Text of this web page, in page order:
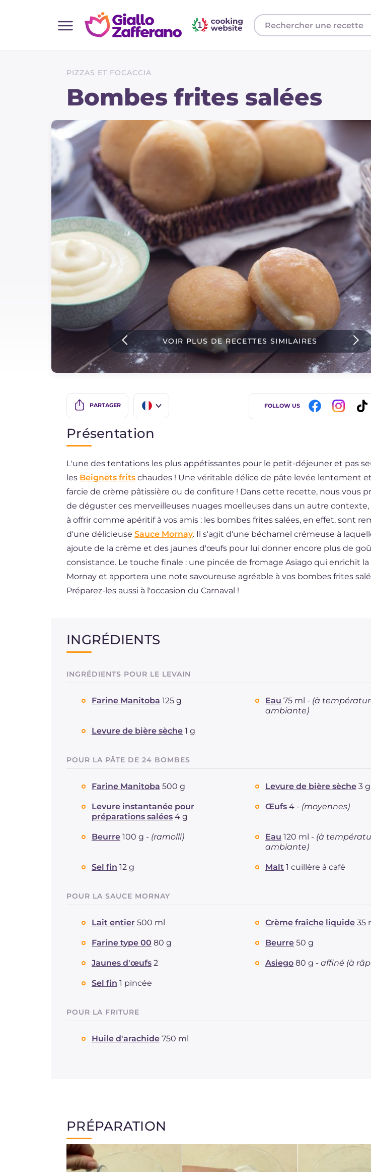
Toutes les recettes
Plats principaux
Boissons et rafraîchissements
Accompagnement
Pizzas et focaccia
Gateaux et patisserie
Dernieres recettes
IT Website
Instagram
YouTube
PIZZAS ET FOCACCIA
Bombes frites salées
VOIR PLUS DE RECETTES SIMILAIRES
PARTAGER
DE
BR
NL
FOLLOW US
Présentation
L'une des tentations les plus appétissantes pour le petit-déjeuner et pas
les Beignets frits chaudes ! Une véritable délice de pâte levée lentement
farcie de crème pâtissière ou de confiture ! Dans cette recette, nous vous
de déguster ces merveilleuses nuages moelleuses dans un autre
à offrir comme apéritif à vos amis : les bombes frites salées, en effet, sont
d'une délicieuse Sauce Mornay. Il s'agit d'une béchamel crémeuse à
ajoute de la crème et des jaunes d'œufs pour lui donner encore plus de
consistance. Le touche finale : une pincée de fromage Asiago qui enrichit la
Mornay et apportera une note savoureuse agréable à vos bombes frites
Préparez-les aussi à l'occasion du Carnaval !
INGRÉDIENTS
INGRÉDIENTS POUR LE LEVAIN
Farine Manitoba 125 g Eau 75 ml - (à
ambiante)
Levure de bière sèche 1 g
POUR LA PÂTE DE 24 BOMBES
Farine Manitoba 500 g Levure de bière sèche 3 g
Levure instantanée pour
préparations salées 4 g
Œufs 4 - (moyennes)
Beurre 100 g - (ramolli) Eau 120 ml - (à
ambiante)
Sel fin 12 g Malt 1 cuillère à café
POUR LA SAUCE MORNAY
Lait entier 500 ml Crème fraîche liquide 35
Farine type 00 80 g Beurre 50 g
Jaunes d'œufs 2 Asiego 80 g - affiné (à
Sel fin 1 pincée
POUR LA FRITURE
Huile d'arachide 750 ml
PRÉPARATION